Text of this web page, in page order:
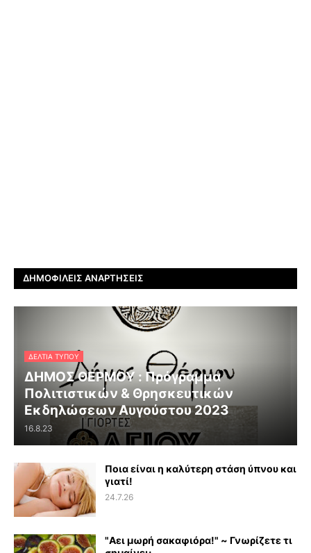
ΔΗΜΟΦΙΛΕΊΣ ΑΝΑΡΤΉΣΕΙΣ
ΔΕΛΤΊΑ ΤΎΠΟΥ
ΔΗΜΟΣ ΘΕΡΜΟΥ : Πρόγραμμα
Πολιτιστικών & Θρησκευτικών
Εκδηλώσεων Αυγούστου 2023
16.8.23
Ποια είναι η καλύτερη στάση ύπνου και
γιατί!
24.7.26
"Αει μωρή σακαφιόρα!" ~ Γνωρίζετε τι